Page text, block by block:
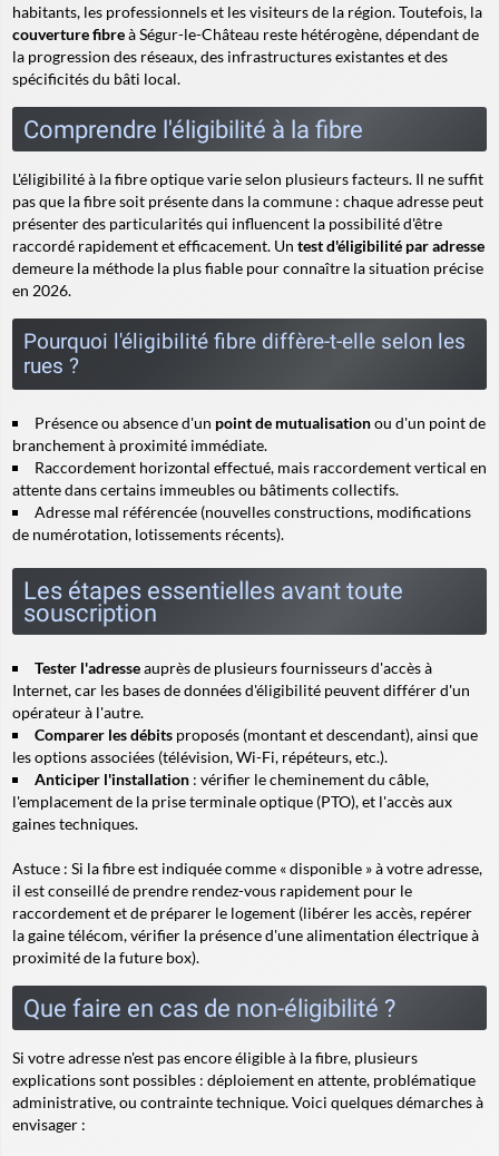
habitants, les professionnels et les visiteurs de la région. Toutefois, la
couverture fibreà Ségur-le-Château reste hétérogène, dépendant de
la progression des réseaux, des infrastructures existantes et des
spécificités du bâti local.
Comprendre l'éligibilité à la fibre
L'éligibilité à la fibre optique varie selon plusieurs facteurs. Il ne suffit
pas que la fibre soit présente dans la commune : chaque adresse peut
présenter des particularités qui influencent la possibilité d'être
raccordé rapidement et efficacement. Un test d'éligibilité par adresse
demeure la méthode la plus fiable pour connaître la situation précise
en 2026.
Pourquoi l'éligibilité fibre diffère-t-elle selon les
rues ?
Présence ou absence d'un point de mutualisationou d'un point de
branchement à proximité immédiate.
Raccordement horizontal effectué, mais raccordement vertical en
attente dans certains immeubles ou bâtiments collectifs.
Adresse mal référencée (nouvelles constructions, modifications
de numérotation, lotissements récents).
Les étapes essentielles avant toute
souscription
Tester l'adresseauprès de plusieurs fournisseurs d'accès à
Internet, car les bases de données d'éligibilité peuvent différer d'un
opérateur à l'autre.
Comparer les débits proposés (montant et descendant), ainsi que
les options associées (télévision, Wi-Fi, répéteurs, etc.).
Anticiper l'installation : vérifier le cheminement du câble,
l'emplacement de la prise terminale optique (PTO), et l'accès aux
gaines techniques.
Astuce : Si la fibre est indiquée comme « disponible » à votre adresse,
il est conseillé de prendre rendez-vous rapidement pour le
raccordement et de préparer le logement (libérer les accès, repérer
la gaine télécom, vérifier la présence d'une alimentation électrique à
proximité de la future box).
Que faire en cas de non-éligibilité ?
Si votre adresse n'est pas encore éligible à la fibre, plusieurs
explications sont possibles : déploiement en attente, problématique
administrative, ou contrainte technique. Voici quelques démarches à
envisager :